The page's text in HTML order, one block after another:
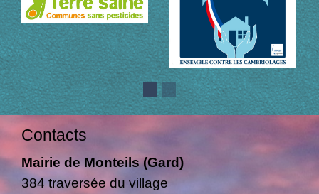
Contacts
Mairie de Monteils (Gard)
384 traversée du village